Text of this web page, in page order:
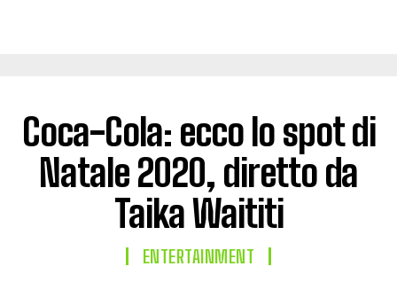
Coca-Cola: ecco lo spot di
Natale 2020, diretto da
Taika Waititi
ENTERTAINMENT